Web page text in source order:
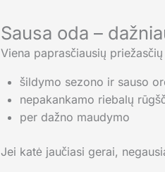
Sausa oda –
Viena paprasčiausių
šildymo sezono ir sauso
nepakankamo riebalų
per dažno maudymo
Jei katė jaučiasi gerai,